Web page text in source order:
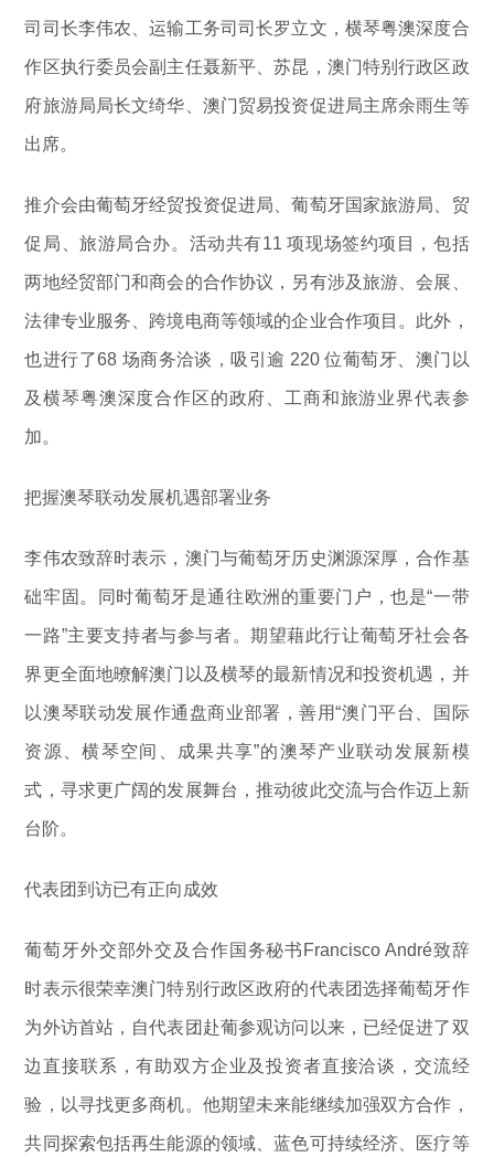
司司长李伟农、运输工务司司长罗立文，横琴粤澳深度合
作区执行委员会副主任聂新平、苏昆，澳门特别行政区政
府旅游局局长文绮华、澳门贸易投资促进局主席余雨生等
出席。
推介会由葡萄牙经贸投资促进局、葡萄牙国家旅游局、贸
促局、旅游局合办。活动共有11 项现场签约项目，包括
两地经贸部门和商会的合作协议，另有涉及旅游、会展、
法律专业服务、跨境电商等领域的企业合作项目。此外，
也进行了68 场商务洽谈，吸引逾 220 位葡萄牙、澳门以
及横琴粤澳深度合作区的政府、工商和旅游业界代表参
加。
把握澳琴联动发展机遇部署业务
李伟农致辞时表示，澳门与葡萄牙历史渊源深厚，合作基
础牢固。同时葡萄牙是通往欧洲的重要门户，也是“一带
一路”主要支持者与参与者。期望藉此行让葡萄牙社会各
界更全面地暸解澳门以及横琴的最新情况和投资机遇，并
以澳琴联动发展作通盘商业部署，善用“澳门平台、国际
资源、横琴空间、成果共享”的澳琴产业联动发展新模
式，寻求更广阔的发展舞台，推动彼此交流与合作迈上新
台阶。
代表团到访已有正向成效
葡萄牙外交部外交及合作国务秘书Francisco André致辞
时表示很荣幸澳门特别行政区政府的代表团选择葡萄牙作
为外访首站，自代表团赴葡参观访问以来，已经促进了双
边直接联系，有助双方企业及投资者直接洽谈，交流经
验，以寻找更多商机。他期望未来能继续加强双方合作，
共同探索包括再生能源的领域、蓝色可持续经济、医疗等